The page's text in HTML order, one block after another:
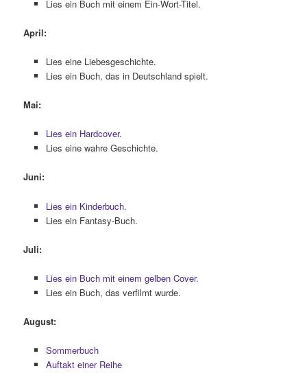
Lies ein Buch mit einem Ein-Wort-Titel.
April:
Lies eine Liebesgeschichte.
Lies ein Buch, das in Deutschland spielt.
Mai:
Lies ein Hardcover.
Lies eine wahre Geschichte.
Juni:
Lies ein Kinderbuch.
Lies ein Fantasy-Buch.
Juli:
Lies ein Buch mit einem gelben Cover.
Lies ein Buch, das verfilmt wurde.
August:
Sommerbuch
Auftakt einer Reihe